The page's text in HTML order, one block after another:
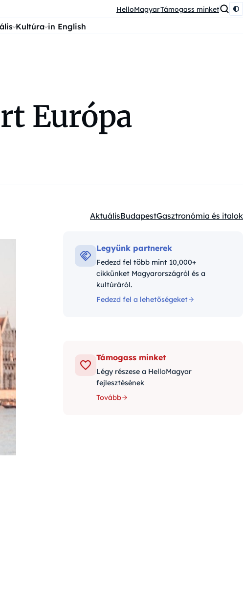
HelloMagyarTámogass minket
Kultúra in English
Európa
Kategóriák:
AktuálisBudapestGasztronómia és italok
Legyünk partnerek
Fedezd fel több mint 10,000+
cikkünket Magyarországról és a
kultúráról.
Fedezd fel a lehetőségeket
Támogass minket
Légy részese a HelloMagyar
fejlesztésének
Tovább